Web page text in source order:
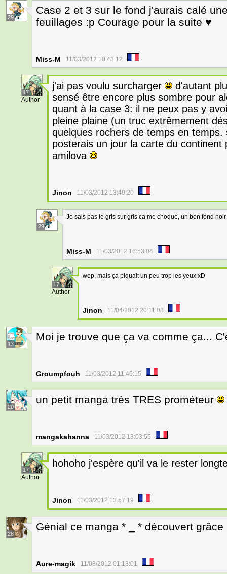
29
Case 2 et 3 sur le fond j'aurais calé
feuillages :p Courage pour la suite ♥
Miss-M 11/03/2012 10:43:12
17
Author
j'ai pas voulu surcharger
d'autant
sensé être encore plus sombre pour
quant à la case 3: il ne peux pas y
pleine plaine (un truc extrêmement
quelques rochers de temps en
posterais un jour la carte du
amilova
Jinon 11/03/2012 13:49:20
29
Je sais pas le gris sur gris ca me choque, un bon fond
Miss-M 11/03/2012 16:53:04
17
Author
wep, mais ça piquait un peu trop les yeux xD
Jinon 11/04/2012 20:11:08
13
Moi je trouve que ça va comme ça...
Groumpfouh 11/03/2012 11:46:15
20
un petit manga très TRES prométeur
mangakahanna 11/03/2012 13:03:55
17
Author
hohoho j'espère qu'il va le rester
Jinon 11/03/2012 13:57:19
28
Génial ce manga * * découvert
Aure-magik 11/08/2012 01:13:01